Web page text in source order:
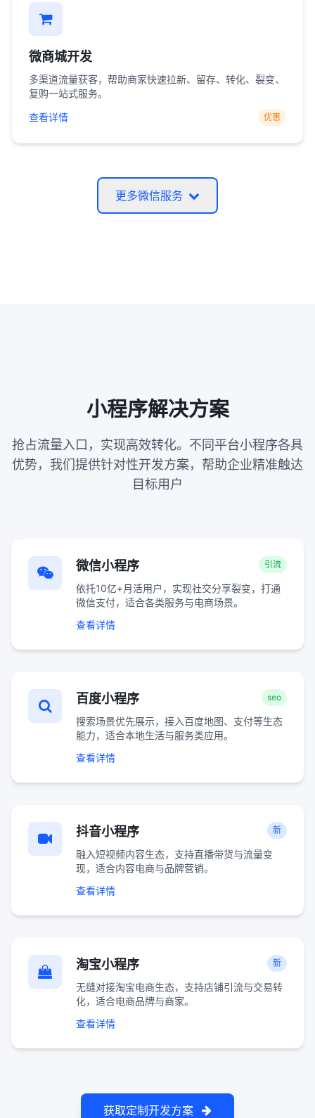
微商城开发
多渠道流量获客，帮助商家快速拉新、留存、转化、裂变、
复购一站式服务。
查看详情
优惠
更多微信服务
小程序解决方案
抢占流量入口，实现高效转化。不同平台小程序各具
优势，我们提供针对性开发方案，帮助企业精准触达
目标用户
微信小程序 引流
依托10亿+月活用户，实现社交分享裂变，打通
微信支付，适合各类服务与电商场景。
查看详情
百度小程序 seo
搜索场景优先展示，接入百度地图、支付等生态
能力，适合本地生活与服务类应用。
查看详情
抖音小程序 新
融入短视频内容生态，支持直播带货与流量变
现，适合内容电商与品牌营销。
查看详情
淘宝小程序 新
无缝对接淘宝电商生态，支持店铺引流与交易转
化，适合电商品牌与商家。
查看详情
获取定制开发方案